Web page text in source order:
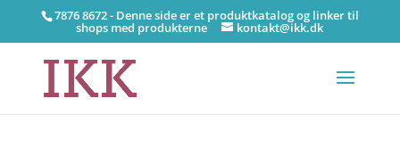
7876 8672 - Denne side er et produktkatalog og linker til
shops med produkterne kontakt@ikk.dk